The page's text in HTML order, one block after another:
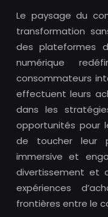
Le paysage du
transformation
des plateformes
numérique
consommateurs
effectuent leurs
dans les
opportunités pour
de toucher leur
immersive et
divertissement et
expériences
frontières entre le